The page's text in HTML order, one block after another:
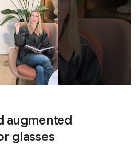
augmented
glasses